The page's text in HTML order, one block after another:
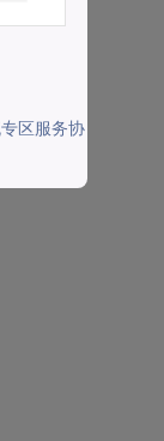
区服务协